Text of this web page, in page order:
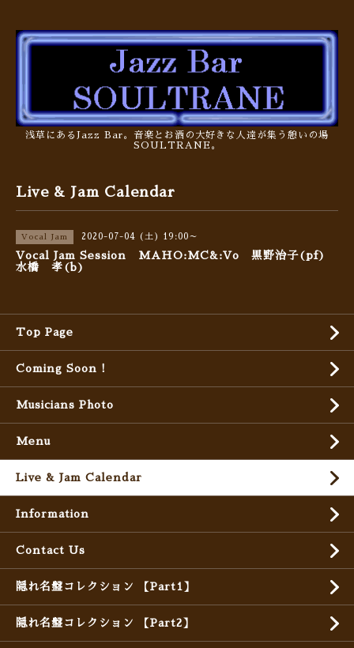
浅草にあるJazz Bar。音楽とお酒の大好きな人達が集う憩いの場
SOULTRANE。
Live & Jam Calendar
Vocal Jam 2020-07-04 (土) 19:00～
Vocal Jam Session MAHO:MC&:Vo 黒野治子(pf)
水橋 孝(b)
Top Page
Coming Soon !
Musicians Photo
Menu
Live & Jam Calendar
Information
Contact Us
隠れ名盤コレクション 【Part1】
隠れ名盤コレクション 【Part2】